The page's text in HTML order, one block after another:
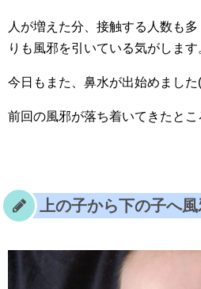
人が増えた分、接触する人数も
りも風邪を引いている気がします
今日もまた、鼻水が出始めました
前回の風邪が落ち着いてきたと
上の子から下の子へ